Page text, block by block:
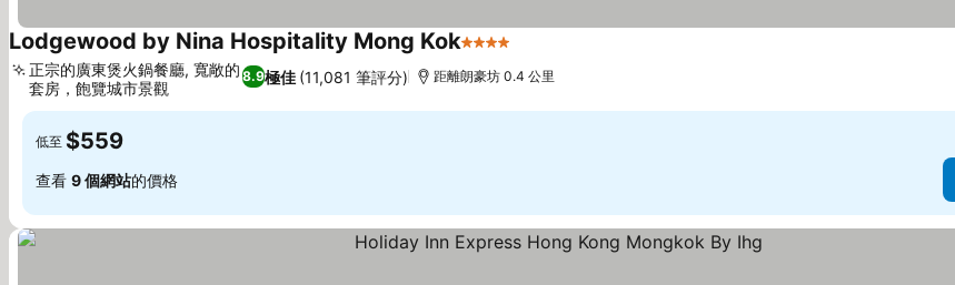
Lodgewood by Nina Hospitality Mong Kok4 星級
8.9極佳 (11,081 筆評分)
正宗的廣東煲火鍋餐廳, 寬敞的
套房，飽覽城市景觀
距離朗豪坊 0.4 公里
低至 $559
查看 9 個網站的價格